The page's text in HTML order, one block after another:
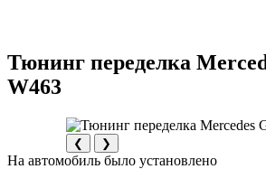
Тюнинг переделка
W463
❮ ❯
На автомобиль было установлено